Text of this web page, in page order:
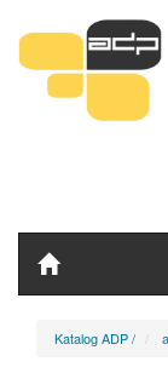
Katalog ADP/